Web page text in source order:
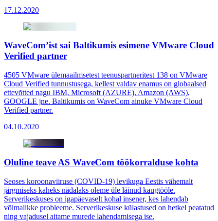
17.12.2020
WaveCom’ist sai Baltikumis esimene VMware Cloud
Verified partner
4505 VMware ülemaailmsetest teenuspartneritest 138 on VMware
Cloud Verified tunnustusega, kellest valdav enamus on globaalsed
ettevõtted nagu IBM, Microsoft (AZURE), Amazon (AWS),
GOOGLE jne. Baltikumis on WaveCom ainuke VMware Cloud
Verified partner.
04.10.2020
Oluline teave AS WaveCom töökorralduse kohta
Seoses koroonaviiruse (COVID-19) levikuga Eestis vähemalt
järgmiseks kaheks nädalaks oleme üle läinud kaugtööle.
Serverikeskuses on igapäevaselt kohal insener, kes lahendab
võimalikke probleeme. Serverikeskuse külastused on hetkel peatatud
ning vajadusel aitame murede lahendamisega ise.